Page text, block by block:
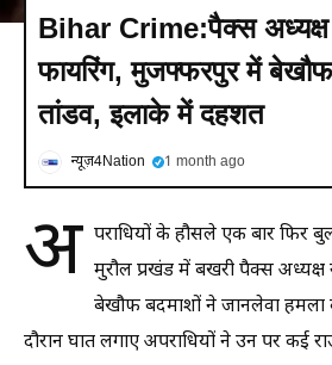
Bihar Crime:पैक्स अध्यक्ष
फायरिंग, मुजफ्फरपुर में बेखौफ
तांडव, इलाके में दहशत
न्यूज़4Nation 1 month ago
अ पराधियों के हौसले एक बार
मुरौल प्रखंड में बखरी पैक्स अध्यक्ष
बेखौफ बदमाशों ने जानलेवा हमला
दौरान घात लगाए अपराधियों ने उन पर कई